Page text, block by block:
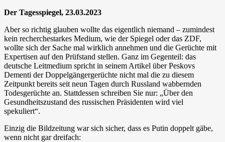
Der Tagesspiegel, 23.03.2023
Aber so richtig glauben wollte das eigentlich niemand – zumindest
kein recherchestarkes Medium, wie der Spiegel oder das ZDF,
wollte sich der Sache mal wirklich annehmen und die Gerüchte mit
Expertisen auf den Prüfstand stellen. Ganz im Gegenteil: das
deutsche Leitmedium spricht in seinem Artikel über Peskovs
Dementi der Doppelgängergerüchte nicht mal die zu diesem
Zeitpunkt bereits seit neun Tagen durch Russland wabbernden
Todesgerüchte an. Stattdessen schreiben Sie nur: „Über den
Gesundheitszustand des russischen Präsidenten wird viel
spekuliert“.
Einzig die Bildzeitung war sich sicher, dass es Putin doppelt gäbe,
wenn nicht gar dreifach: